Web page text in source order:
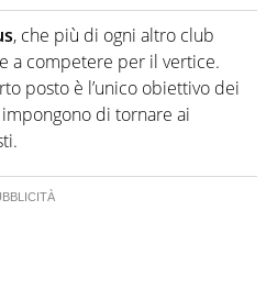
, che più di ogni altro club
a competere per il vertice.
posto è l’unico obiettivo dei
di tornare ai